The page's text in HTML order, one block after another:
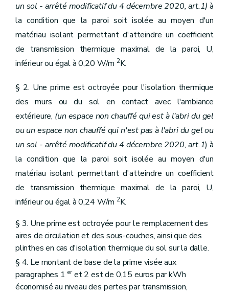
un sol - arrêté modificatif du 4 décembre 2020, art.1) à
la condition que la paroi soit isolée au moyen d'un
matériau isolant permettant d'atteindre un coefficient
de transmission thermique maximal de la paroi, U,
inférieur ou égal à 0,20 W/m 2K.
§ 2. Une prime est octroyée pour l'isolation thermique
des murs ou du sol en contact avec l'ambiance
extérieure, (un espace non chauffé qui est à l'abri du gel
ou un espace non chauffé qui n'est pas à l'abri du gel ou
un sol - arrêté modificatif du 4 décembre 2020, art.1) à
la condition que la paroi soit isolée au moyen d'un
matériau isolant permettant d'atteindre un coefficient
de transmission thermique maximal de la paroi, U,
inférieur ou égal à 0,24 W/m 2K.
§ 3. Une prime est octroyée pour le remplacement des
aires de circulation et des sous-couches, ainsi que des
plinthes en cas d'isolation thermique du sol sur la dalle.
§ 4. Le montant de base de la prime visée aux
paragraphes 1 eret 2 est de 0,15 euros par kWh
économisé au niveau des pertes par transmission,